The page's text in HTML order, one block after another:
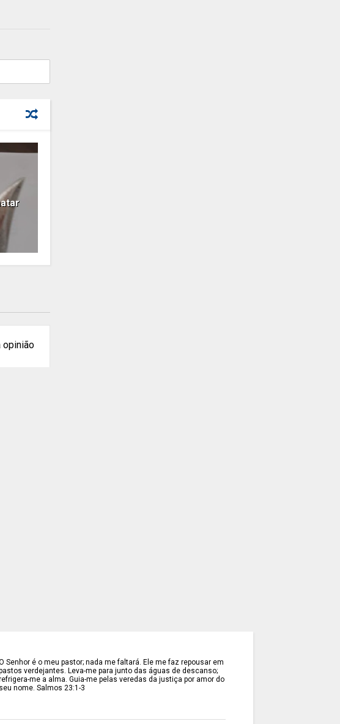
opinião
Senhor é o meu pastor; nada me faltará. Ele me faz repousar em
verdejantes. Leva-me para junto das águas de descanso;
me a alma. Guia-me pelas veredas da justiça por amor do
seu nome. Salmos 23:1-3